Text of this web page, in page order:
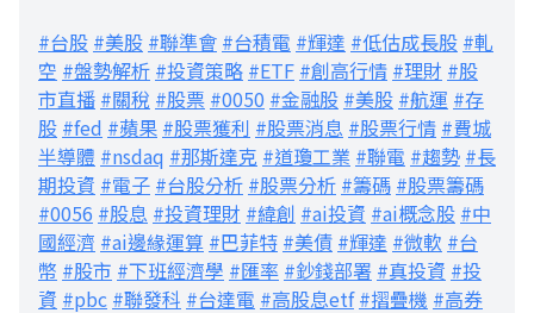
#台股 #美股 #聯準會 #台積電 #輝達 #低估成長股 #軋
空 #盤勢解析 #投資策略 #ETF #創高行情 #理財 #股
市直播 #關稅 #股票 #0050 #金融股 #美股 #航運 #存
股 #fed #蘋果 #股票獲利 #股票消息 #股票行情 #費城
半導體 #nsdaq #那斯達克 #道瓊工業 #聯電 #趨勢 #長
期投資 #電子 #台股分析 #股票分析 #籌碼 #股票籌碼
#0056 #股息 #投資理財 #緯創 #ai投資 #ai概念股 #中
國經濟 #ai邊緣運算 #巴菲特 #美債 #輝達 #微軟 #台
幣 #股市 #下班經濟學 #匯率 #鈔錢部署 #真投資 #投
資 #pbc #聯發科 #台達電 #高股息etf #摺疊機 #高券